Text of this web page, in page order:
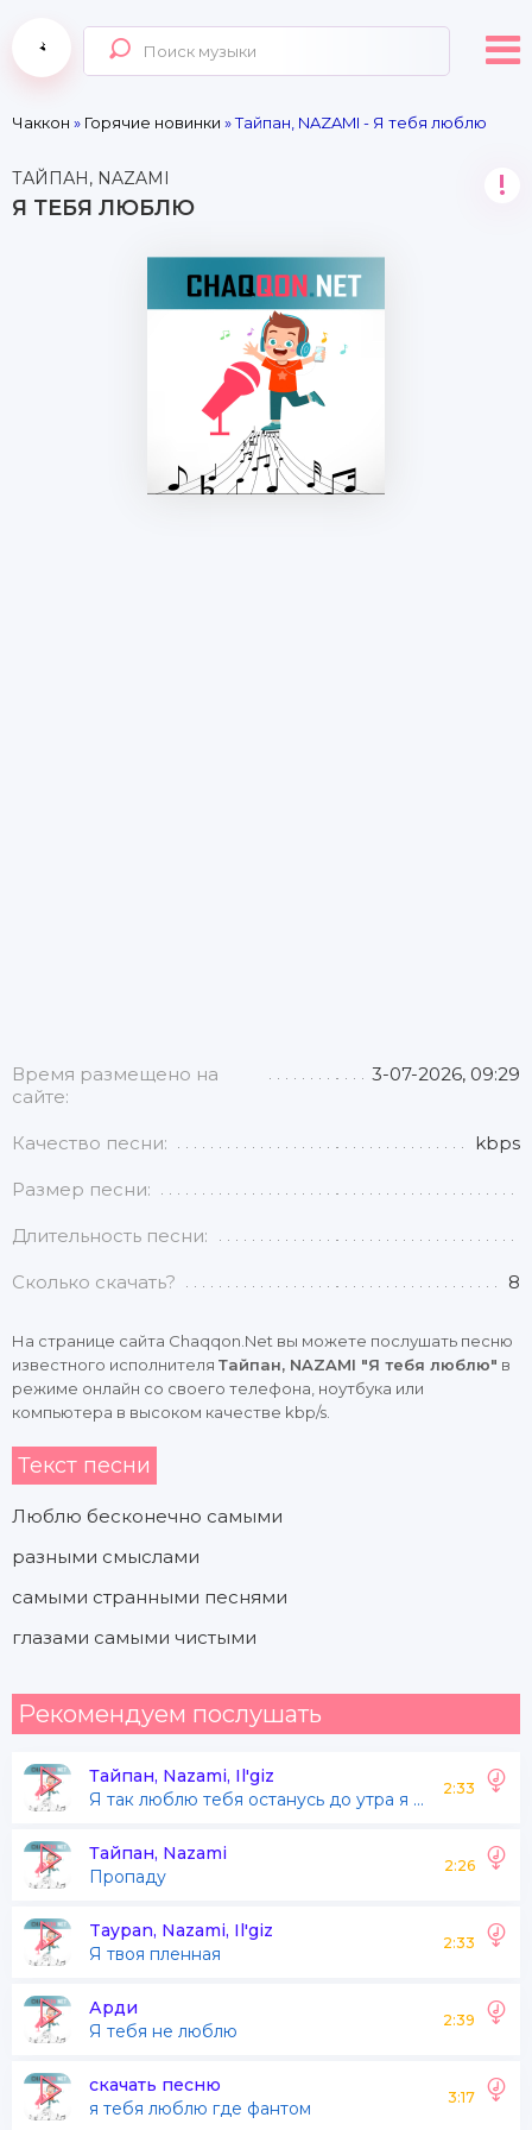
Чаккон » Горячие новинки » Тайпан, NAZAMI - Я тебя люблю
ТАЙПАН, NAZAMI
Я ТЕБЯ ЛЮБЛЮ
!
Время размещено на
сайте:
3-07-2026, 09:29
Качество песни: kbps
Размер песни:
Длительность песни:
Сколько скачать? 8
На странице сайта Chaqqon.Net вы можете послушать песню
известного исполнителя Тайпан, NAZAMI "Я тебя люблю" в
режиме онлайн со своего телефона, ноутбука или
компьютера в высоком качестве kbp/s.
Текст песни
Люблю бесконечно самыми
разными смыслами
самыми странными песнями
глазами самыми чистыми
Рекомендуем послушать
Тайпан, Nazami, Il'giz
Я так люблю тебя останусь до утра я твоя я твоя пленная
2:33
Тайпан, Nazami
Пропаду
2:26
Taypan, Nazami, Il'giz
Я твоя пленная
2:33
Арди
Я тебя не люблю
2:39
скачать песню
я тебя люблю где фантом
3:17